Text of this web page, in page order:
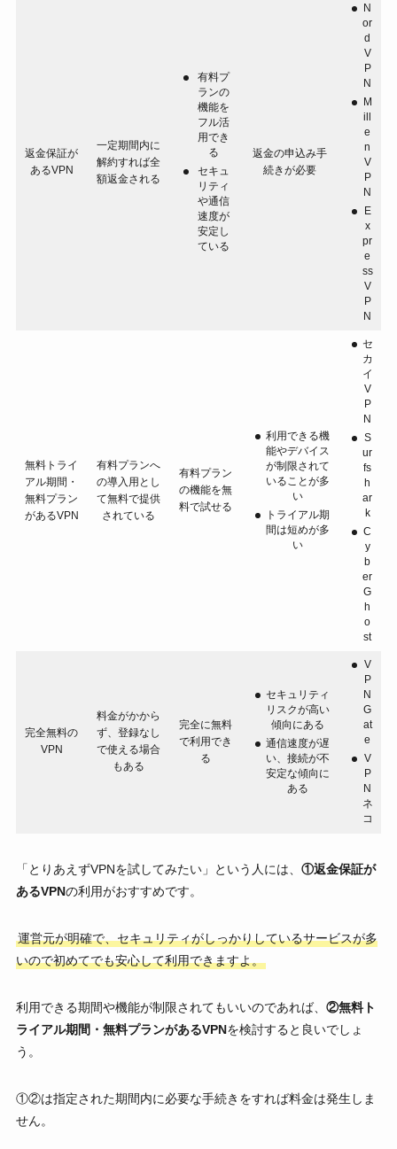
返金保証が
あるVPN
一定期間内に
解約すれば全
額返金される
有料プ
ランの
機能を
フル活
用でき
る
セキュ
リティ
や通信
速度が
安定し
ている
返金の申込み手
続きが必要
N
or
d
V
P
N
M
ill
e
n
V
P
N
E
x
pr
e
ss
V
P
N
無料トライ
アル期間・
無料プラン
があるVPN
有料プランへ
の導入用とし
て無料で提供
されている
有料プラン
の機能を無
料で試せる
利用できる機
能やデバイス
が制限されて
いることが多
い
トライアル期
間は短めが多
い
セ
カ
イ
V
P
N
S
ur
fs
h
ar
k
C
y
b
er
G
h
o
st
完全無料の
VPN
料金がかから
ず、登録なし
で使える場合
もある
完全に無料
で利用でき
る
セキュリティ
リスクが高い
傾向にある
通信速度が遅
い、接続が不
安定な傾向に
ある
V
P
N
G
at
e
V
P
N
ネ
コ
「とりあえずVPNを試してみたい」という人には、 ①返金保証が
あるVPNの利用がおすすめです。
運営元が明確で、セキュリティがしっかりしているサービスが多
いので初めてでも安心して利用できますよ。
利用できる期間や機能が制限されてもいいのであれば、 ②無料ト
ライアル期間・無料プランがあるVPNを検討すると良いでしょ
う。
①②は指定された期間内に必要な手続きをすれば料金は発生しま
せん。